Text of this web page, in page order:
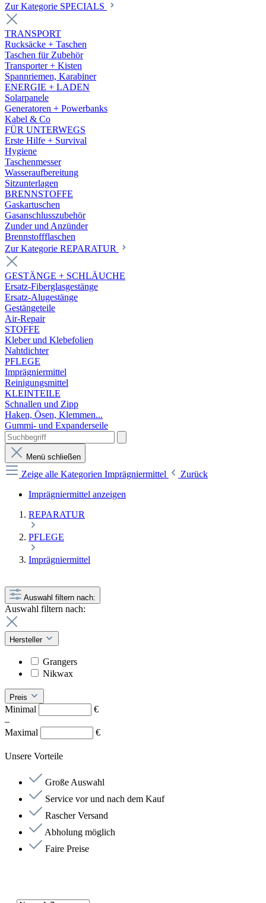
Zur Kategorie SPECIALS
TRANSPORT
Rucksäcke + Taschen
Taschen für Zubehör
Transporter + Kisten
Spannriemen, Karabiner
ENERGIE + LADEN
Solarpanele
Generatoren + Powerbanks
Kabel & Co
FÜR UNTERWEGS
Erste Hilfe + Survival
Hygiene
Taschenmesser
Wasseraufbereitung
Sitzunterlagen
BRENNSTOFFE
Gaskartuschen
Gasanschlusszubehör
Zunder und Anzünder
Brennstoffflaschen
Zur Kategorie REPARATUR
GESTÄNGE + SCHLÄUCHE
Ersatz-Fiberglasgestänge
Ersatz-Alugestänge
Gestängeteile
Air-Repair
STOFFE
Kleber und Klebefolien
Nahtdichter
PFLEGE
Imprägniermittel
Reinigungsmittel
KLEINTEILE
Schnallen und Zipp
Haken, Ösen, Klemmen...
Gummi- und Expanderseile
Menü schließen
Zeige alle Kategorien Imprägniermittel
Zurück
Imprägniermittel anzeigen
REPARATUR
PFLEGE
Imprägniermittel
Auswahl filtern nach:
Auswahl filtern nach:
Hersteller
Grangers
Nikwax
Preis
Minimal
€
–
Maximal
€
Unsere Vorteile
Große Auswahl
Service vor und nach dem Kauf
Rascher Versand
Abholung möglich
Faire Preise